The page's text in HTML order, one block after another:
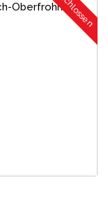
Oberfrohna